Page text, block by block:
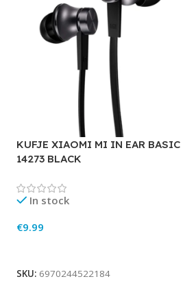
KUFJE XIAOMI MI IN EAR BASIC
14273 BLACK
In stock
€9.99
SKU: 6970244522184